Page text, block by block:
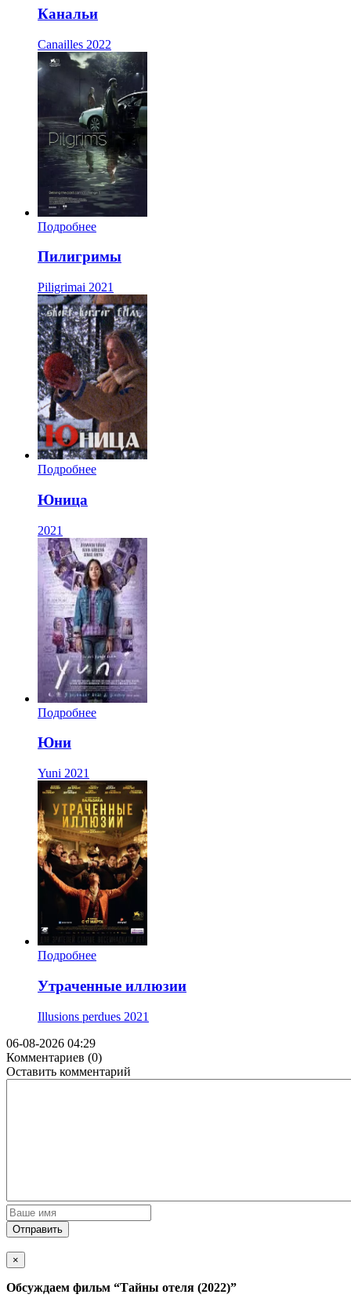
Канальи
Canailles 2022
Подробнее
Пилигримы
Piligrimai 2021
Подробнее
Юница
2021
Подробнее
Юни
Yuni 2021
Подробнее
Утраченные иллюзии
Illusions perdues 2021
06-08-2026 04:29
Комментариев (0)
Оставить комментарий
Отправить
×
Обсуждаем фильм “Тайны отеля (2022)”